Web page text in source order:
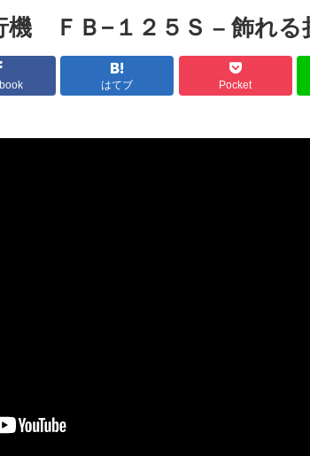
機 ＦＢ−１２５Ｓ – 飾れる
はてブ Pocket